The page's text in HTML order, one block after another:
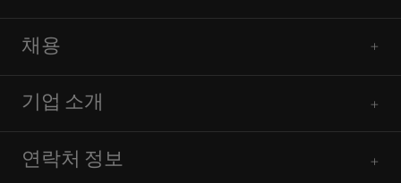
채용
기업 소개
연락처 정보